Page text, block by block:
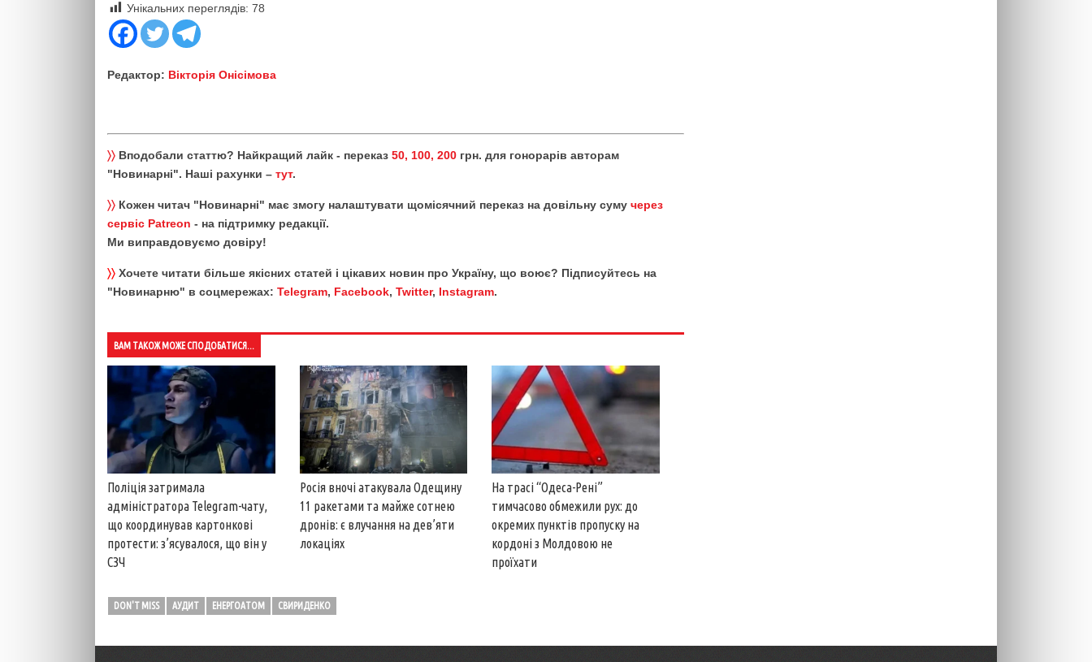
Унікальних переглядів: 78
Редактор: Вікторія Онісімова
〉〉 Вподобали статтю? Найкращий лайк - переказ 50, 100, 200 грн. для гонорарів авторам
"Новинарні". Наші рахунки – тут.
〉〉 Кожен читач "Новинарні" має змогу налаштувати щомісячний переказ на довільну суму через
сервіс Patreon - на підтримку редакції.
Ми виправдовуємо довіру!
〉〉 Хочете читати більше якісних статей і цікавих новин про Україну, що воює? Підписуйтесь на
"Новинарню" в соцмережах: Telegram, Facebook, Twitter, Instagram.
ВАМ ТАКОЖ МОЖЕ СПОДОБАТИСЯ...
Поліція затримала
адміністратора Telegram-чату,
що координував картонкові
протести: з’ясувалося, що він у
СЗЧ
Росія вночі атакувала Одещину
11 ракетами та майже сотнею
дронів: є влучання на дев’яти
локаціях
На трасі “Одеса-Рені”
тимчасово обмежили рух: до
окремих пунктів пропуску на
кордоні з Молдовою не
проїхати
DON'T MISS АУДИТ ЕНЕРГОАТОМ СВИРИДЕНКО